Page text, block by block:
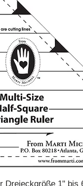
Dreieckgröße 1" bis